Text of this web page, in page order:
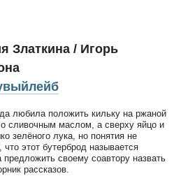
Златкина / Игорь
любила положить кильку на ржаной
сливочным маслом, а сверху яйцо и
зелёного лука, но понятия не
что этот бутерброд называется
своему соавтору назвать
рассказов.